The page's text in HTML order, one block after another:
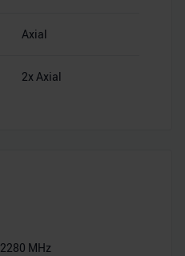
Axial
2x Axial
2280 MHz